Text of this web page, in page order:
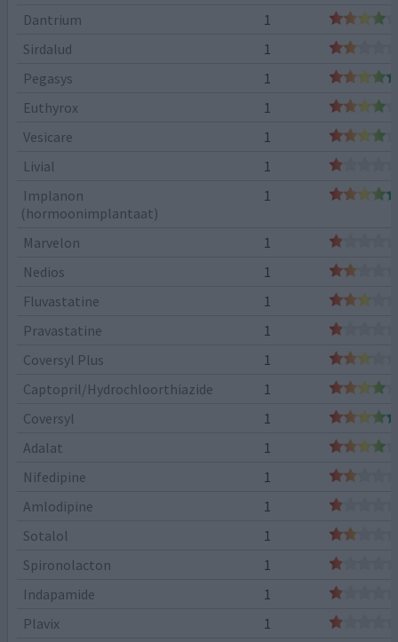
Dantrium
1
Sirdalud
1
Pegasys
1
Euthyrox
1
Vesicare
1
Livial
1
Implanon
(hormoonimplantaat)
1
Marvelon
1
Nedios
1
Fluvastatine
1
Pravastatine
1
Coversyl Plus
1
Captopril/Hydrochloorthiazide
1
Coversyl
1
Adalat
1
Nifedipine
1
Amlodipine
1
Sotalol
1
Spironolacton
1
Indapamide
1
Plavix
1